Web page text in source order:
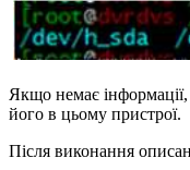
Якщо немає
його в цьому пристрої.
Після виконання